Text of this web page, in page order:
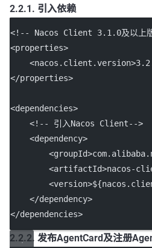
2.2.1. 引入依赖
<!-- Nacos Client 3.1.0及以上
<properties>
    <
nacos.client.version
</properties>
<dependencies>
<!-- 引入Nacos Client-->
    <
dependency>
        <
groupId
        <
artifactId>nacos-
        <
version
    </
dependency>
</dependencies>
2.2.2. 发布AgentCard及注册